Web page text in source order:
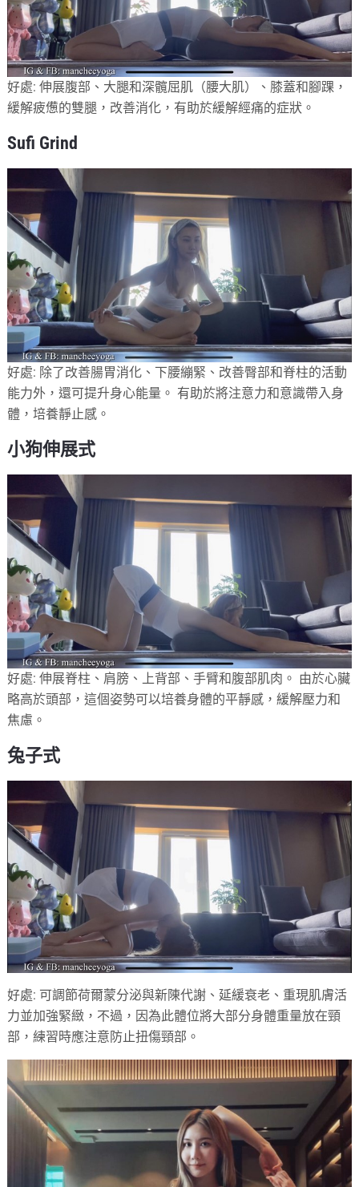
好處: 伸展腹部、大腿和深髖屈肌（腰大肌）、膝蓋和腳踝，
緩解疲憊的雙腿，改善消化，有助於緩解經痛的症狀。
Sufi Grind
好處: 除了改善腸胃消化、下腰繃緊、改善臀部和脊柱的活動
能力外，還可提升身心能量。 有助於將注意力和意識帶入身
體，培養靜止感。
小狗伸展式
好處: 伸展脊柱、肩膀、上背部、手臂和腹部肌肉。 由於心臟
略高於頭部，這個姿勢可以培養身體的平靜感，緩解壓力和
焦慮。
兔子式
好處: 可調節荷爾蒙分泌與新陳代謝、延緩衰老、重現肌膚活
力並加強緊緻，不過，因為此體位將大部分身體重量放在頸
部，練習時應注意防止扭傷頸部。